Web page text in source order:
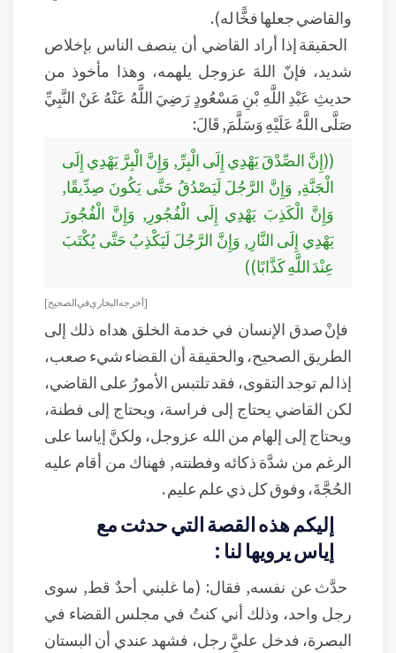
والقاضي جعلها فخًّا له).
الحقيقة إذا أراد القاضي أن ينصف الناس بإخلاص
شديد، فإنّ اللهَ عزوجل يلهمه، وهذا مأخوذ من
حديثِ عَبْدِ اللَّهِ بْنِ مَسْعُودٍ رَضِيَ اللَّهُ عَنْهُ عَنْ النَّبِيِّ
صَلَّى اللَّهُ عَلَيْهِ وَسَلَّمَ, قَالَ:
((إِنَّ الصِّدْقَ يَهْدِي إِلَى الْبِرِّ, وَإِنَّ الْبِرَّ يَهْدِي إِلَى
الْجَنَّةِ, وَإِنَّ الرَّجُلَ لَيَصْدُقُ حَتَّى يَكُونَ صِدِّيقًا,
وَإِنَّ الْكَذِبَ يَهْدِي إِلَى الْفُجُورِ, وَإِنَّ الْفُجُورَ
يَهْدِي إِلَى النَّارِ, وَإِنَّ الرَّجُلَ لَيَكْذِبُ حَتَّى يُكْتَبَ
عِنْدَ اللَّهِ كَذَّابًا))
[أخرجه البخاري في الصحيح]
فإنْ صدق الإنسان في خدمة الخلق هداه ذلك إلى
الطريق الصحيح، والحقيقة أن القضاء شيء صعب،
إذا لم توجد التقوى، فقد تلتبس الأمورُ على القاضي،
لكن القاضي يحتاج إلى فراسة، ويحتاج إلى فطنة،
ويحتاج إلى إلهام من الله عزوجل، ولكنَّ إياسا على
الرغم من شدَّة ذكائه وفطنته, فهناك من أقام عليه
الحُجَّةَ، وفوق كل ذي علم عليم .
إليكم هذه القصة التي حدثت مع
إياس يرويها لنا :
حدَّث عن نفسه, فقال: (ما غلبني أحدٌ قط, سوى
رجل واحد، وذلك أني كنتُ في مجلس القضاء في
البصرة، فدخل عليَِّ رجل، فشهد عندي أن البستان